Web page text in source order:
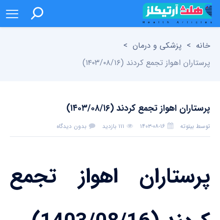
خانه > پزشکی و درمان >
پرستاران اهواز تجمع کردند (۱۴۰۳/۰۸/۱۶)
پرستاران اهواز تجمع کردند (۱۴۰۳/۰۸/۱۶)
توسط بیتوته ۱۴۰۳-۰۸-۱۶ ۱۱۱ بازدید بدون دیدگاه
پرستاران اهواز تجمع